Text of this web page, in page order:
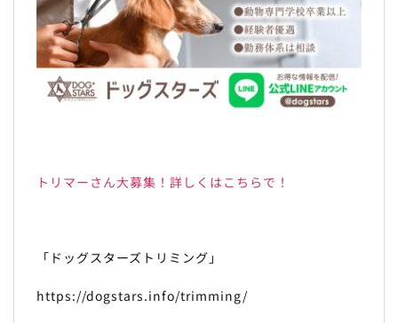
トリマーさん大募集！詳しくはこちらで！
「ドッグスターズトリミング」
https://dogstars.info/trimming/